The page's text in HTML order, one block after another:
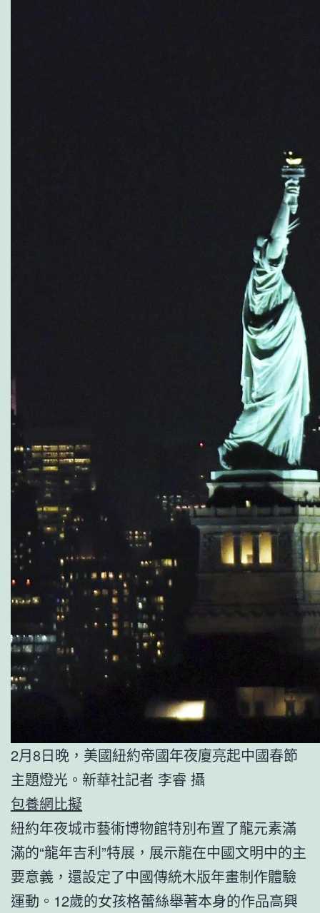
2月8日晚，美國紐約帝國年夜廈亮起中國春節
主題燈光。新華社記者 李睿 攝
包養網比擬
紐約年夜城市藝術博物館特別布置了龍元素滿
滿的“龍年吉利”特展，展示龍在中國文明中的主
要意義，還設定了中國傳統木版年畫制作體驗
運動。12歲的女孩格蕾絲舉著本身的作品高興